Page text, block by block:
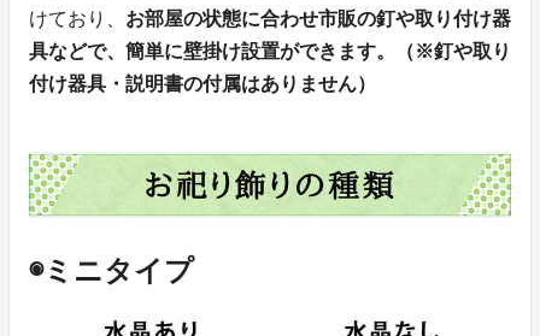
けており、 お部屋の状態に合わせ市販の釘や取り付け器
具などで、簡単に壁掛け設置ができます。（※釘や取り
付け器具・説明書の付属はありません）
◉ミニタイプ